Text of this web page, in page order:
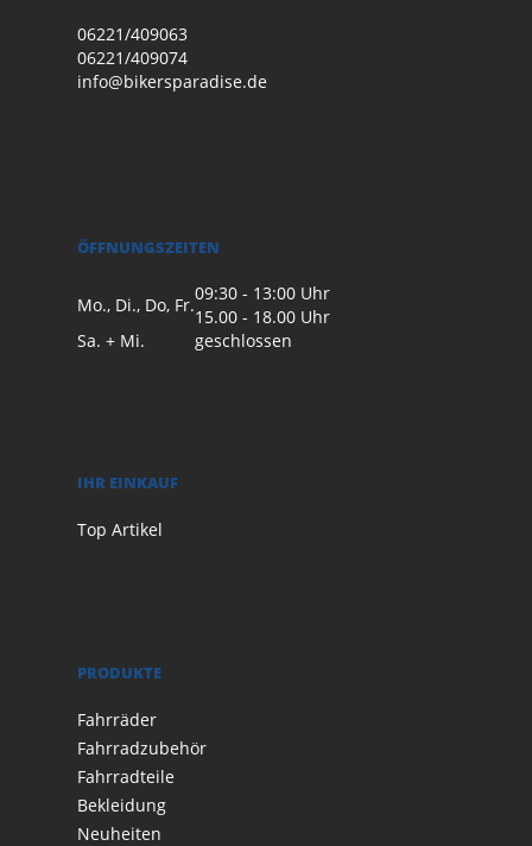
06221/409063
06221/409074
info@bikersparadise.de
ÖFFNUNGSZEITEN
Mo., Di., Do, Fr.
09:30 - 13:00 Uhr
15.00 - 18.00 Uhr
Sa. + Mi.
geschlossen
IHR EINKAUF
Top Artikel
PRODUKTE
Fahrräder
Fahrradzubehör
Fahrradteile
Bekleidung
Neuheiten